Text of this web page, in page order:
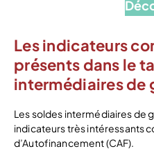
Les indicateurs
présents dans le
intermédiaires de
Les soldes intermédiaires de
indicateurs très intéressants
d’Autofinancement (CAF).